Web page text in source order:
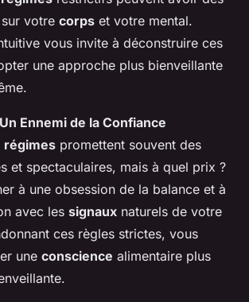
votre corps et votre mental.
vous invite à déconstruire ces
une approche plus bienveillante
Ennemi de la Confiance
régimes promettent souvent des
et spectaculaires, mais à quel prix ?
à une obsession de la balance et à
avec les signaux naturels de votre
ces règles strictes, vous
une conscience alimentaire plus